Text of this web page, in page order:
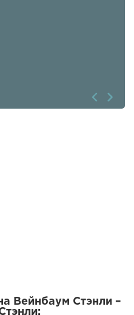
Вейнбаум Стэнли –